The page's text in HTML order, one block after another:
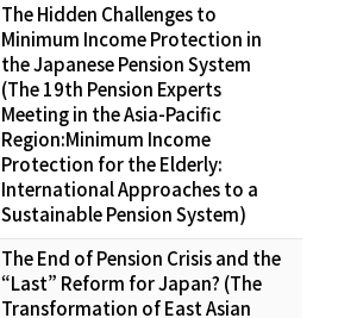
The Hidden Challenges to
Minimum Income Protection in
the Japanese Pension System
(The 19th Pension Experts
Meeting in the Asia-Pacific
Region:Minimum Income
Protection for the Elderly:
International Approaches to a
Sustainable Pension System)
The End of Pension Crisis and the
“Last” Reform for Japan? (The
Transformation of East Asian